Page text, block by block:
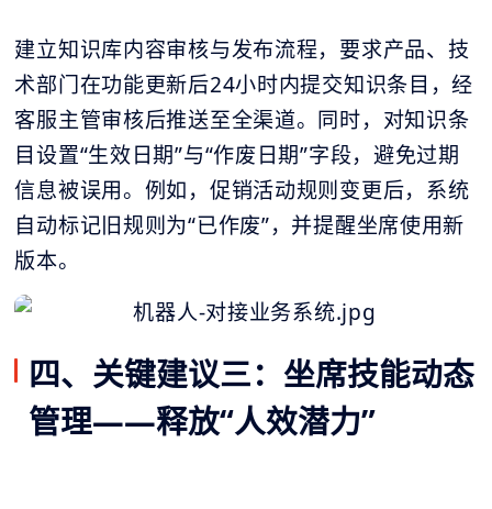
建立知识库内容审核与发布流程，要求产品、技
术部门在功能更新后24小时内提交知识条目，经
客服主管审核后推送至全渠道。同时，对知识条
目设置“生效日期”与“作废日期”字段，避免过期
信息被误用。例如，促销活动规则变更后，系统
自动标记旧规则为“已作废”，并提醒坐席使用新
版本。
四、关键建议三：坐席技能动态
管理——释放“人效潜力”